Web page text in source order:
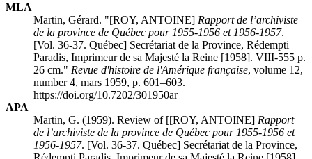
MLA
Martin, Gérard. "[ROY, ANTOINE] Rapport de l’archiviste
de la province de Québec pour 1955-1956 et 1956-1957.
[Vol. 36-37. Québec] Secrétariat de la Province, Rédempti
Paradis, Imprimeur de sa Majesté la Reine [1958]. VIII-555 p.
26 cm." Revue d'histoire de l'Amérique française, volume 12,
number 4, mars 1959, p. 601–603.
https://doi.org/10.7202/301950ar
APA
Martin, G. (1959). Review of [[ROY, ANTOINE] Rapport
de l’archiviste de la province de Québec pour 1955-1956 et
1956-1957. [Vol. 36-37. Québec] Secrétariat de la Province,